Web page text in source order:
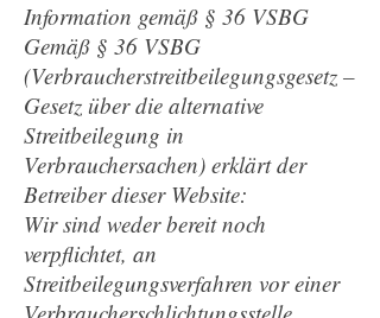
Information gemäß § 36 VSBG
Gemäß § 36 VSBG
(Verbraucherstreitbeilegungsgesetz –
Gesetz über die alternative
Streitbeilegung in
Verbrauchersachen) erklärt der
Betreiber dieser Website:
Wir sind weder bereit noch
verpflichtet, an
Streitbeilegungsverfahren vor einer